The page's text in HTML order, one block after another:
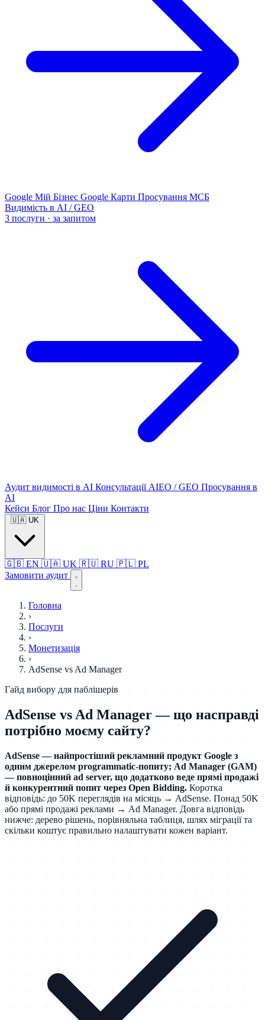
Google Мій Бізнес Google Карти Просування МСБ
Видимість в AI / GEO
3 послуги · за запитом
Аудит видимості в AI Консультації AIEO / GEO Просування в
AI
Кейси Блог Про нас Ціни Контакти
🇺🇦 UK
🇬🇧 EN 🇺🇦 UK 🇷🇺 RU 🇵🇱 PL
Замовити аудит
Головна
›
Послуги
›
Монетизація
›
AdSense vs Ad Manager
Гайд вибору для паблішерів
AdSense vs Ad Manager — що насправді
потрібно моєму сайту?
AdSense — найпростіший рекламний продукт Google з
одним джерелом programmatic-попиту; Ad Manager (GAM)
— повноцінний ad server, що додатково веде прямі продажі
й конкурентний попит через Open Bidding. Коротка
відповідь: до 50K переглядів на місяць → AdSense. Понад 50K
або прямі продажі реклами → Ad Manager. Довга відповідь
нижче: дерево рішень, порівняльна таблиця, шлях міграції та
скільки коштує правильно налаштувати кожен варіант.